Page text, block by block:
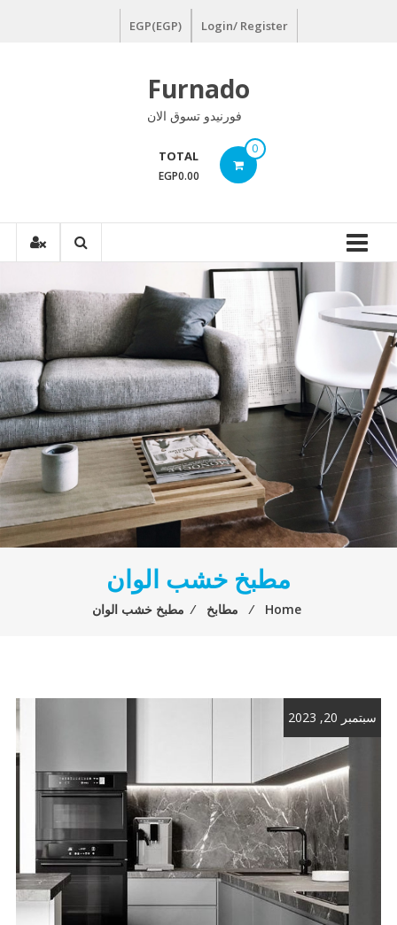
Login/ Register
EGP(EGP)
Furnado
فورنيدو تسوق الان
0
TOTAL
EGP0.00
مطبخ خشب الوان
Home
⁄ مطابخ ⁄ مطبخ خشب الوان
سبتمبر 20, 2023